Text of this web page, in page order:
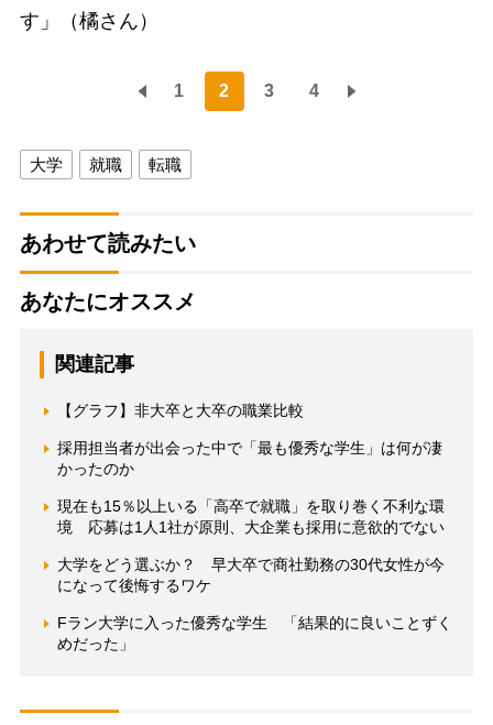
す」（橘さん）
1 2 3 4
大学 就職 転職
あわせて読みたい
あなたにオススメ
関連記事
【グラフ】非大卒と大卒の職業比較
採用担当者が出会った中で「最も優秀な学生」は何が凄
かったのか
現在も15％以上いる「高卒で就職」を取り巻く不利な環
境 応募は1人1社が原則、大企業も採用に意欲的でない
大学をどう選ぶか？ 早大卒で商社勤務の30代女性が今
になって後悔するワケ
Fラン大学に入った優秀な学生 「結果的に良いことずく
めだった」